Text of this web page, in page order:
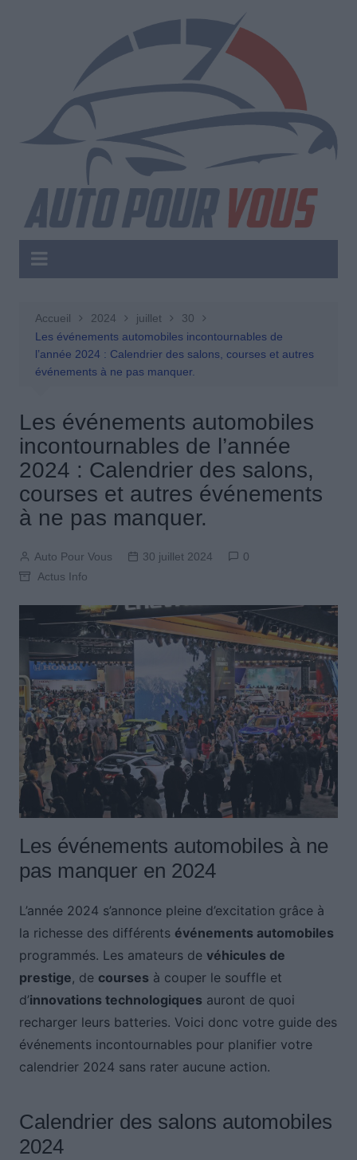
Accueil 2024 juillet
30
Les événements automobiles incontournables de
l’année 2024 : Calendrier des salons, courses et autres
événements à ne pas manquer.
Les événements automobiles
incontournables de l’année
2024 : Calendrier des salons,
courses et autres événements
à ne pas manquer.
Auto Pour Vous 30 juillet 2024
0
Actus Info
Les événements automobiles à ne
pas manquer en 2024
L’année 2024 s’annonce pleine d’excitation grâce à
la richesse des différents événements automobiles
programmés. Les amateurs de véhicules de
prestige, de courses à couper le souffle et
d’innovations technologiques auront de quoi
recharger leurs batteries. Voici donc votre guide des
événements incontournables pour planifier votre
calendrier 2024 sans rater aucune action.
Calendrier des salons automobiles
2024